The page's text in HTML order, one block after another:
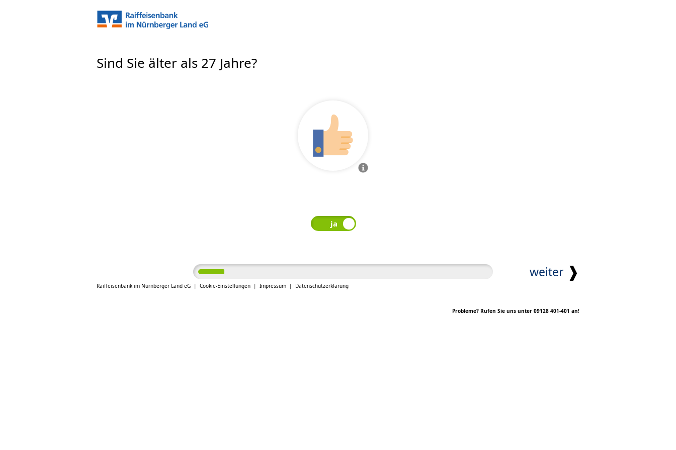
Sind Sie älter als 27 Jahre?
weiter ❱
Raiffeisenbank im Nürnberger Land eG Cookie-Einstellungen Impressum Datenschutzerklärung
Probleme? Rufen Sie uns unter 09128 401-401 an!